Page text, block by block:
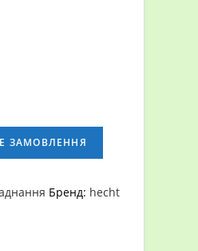
ЗАМОВЛЕННЯ
Бренд: hecht